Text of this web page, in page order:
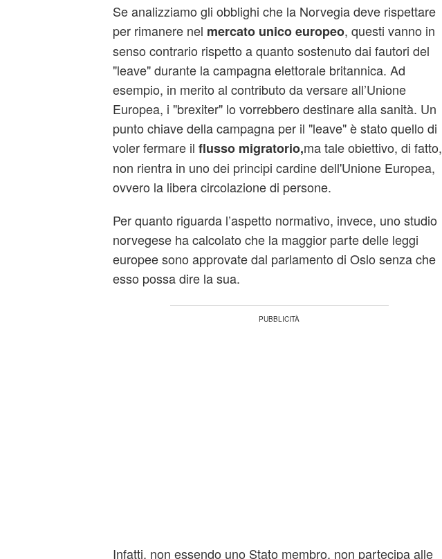
Se analizziamo gli obblighi che la Norvegia deve rispettare
per rimanere nel mercato unico europeo, questi vanno in
senso contrario rispetto a quanto sostenuto dai fautori del
"leave" durante la campagna elettorale britannica. Ad
esempio, in merito al contributo da versare all’Unione
Europea, i "brexiter" lo vorrebbero destinare alla sanità. Un
punto chiave della campagna per il "leave" è stato quello di
voler fermare il flusso migratorio,ma tale obiettivo, di fatto,
non rientra in uno dei principi cardine dell'Unione Europea,
ovvero la libera circolazione di persone.
Per quanto riguarda l’aspetto normativo, invece, uno studio
norvegese ha calcolato che la maggior parte delle leggi
europee sono approvate dal parlamento di Oslo senza che
esso possa dire la sua.
Infatti, non essendo uno Stato membro, non partecipa alle